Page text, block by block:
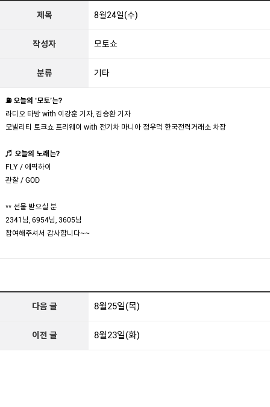
제목 8월24일(수)
작성자 모토쇼
분류 기타
⛽ 오늘의 ‘모토’는?
라디오 타방 with 이강훈 기자, 김승환 기자
모빌리티 토크쇼 프리웨이 with 전기차 마니아 정우덕 한국전력거래소 차장
♬ 오늘의 노래는?
FLY / 에픽하이
관찰 / GOD
** 선물 받으실 분
2341님, 6954님, 3605님
참여해주셔서 감사합니다~~
다음 글 8월25일(목)
이전 글 8월23일(화)